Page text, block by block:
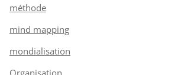
méthode
mind mapping
mondialisation
Organisation